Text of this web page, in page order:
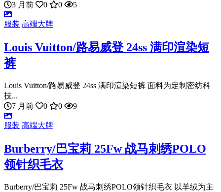
3 月前
0 0 5
服装 高端大牌
Louis Vuitton/路易威登 24ss 满印渲染短
裤
Louis Vuitton/路易威登 24ss 满印渲染短裤 面料为定制密纺科
技...
7 月前
0 0 9
服装 高端大牌
Burberry/巴宝莉 25Fw 战马刺绣POLO
领针织毛衣
Burberry/巴宝莉 25Fw 战马刺绣POLO领针织毛衣 以羊绒为主